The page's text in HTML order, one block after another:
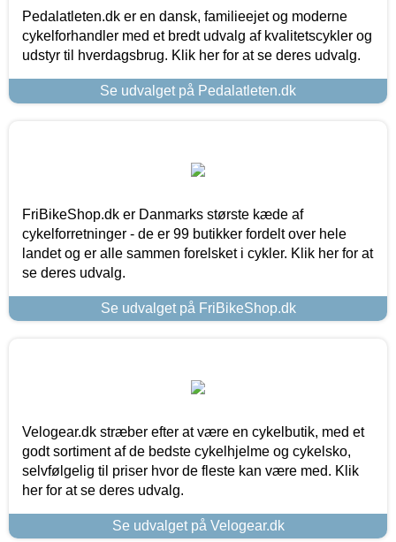
Pedalatleten.dk er en dansk, familieejet og moderne
cykelforhandler med et bredt udvalg af kvalitetscykler og
udstyr til hverdagsbrug. Klik her for at se deres udvalg.
Se udvalget på Pedalatleten.dk
FriBikeShop.dk er Danmarks største kæde af
cykelforretninger - de er 99 butikker fordelt over hele
landet og er alle sammen forelsket i cykler. Klik her for at
se deres udvalg.
Se udvalget på FriBikeShop.dk
Velogear.dk stræber efter at være en cykelbutik, med et
godt sortiment af de bedste cykelhjelme og cykelsko,
selvfølgelig til priser hvor de fleste kan være med. Klik
her for at se deres udvalg.
Se udvalget på Velogear.dk